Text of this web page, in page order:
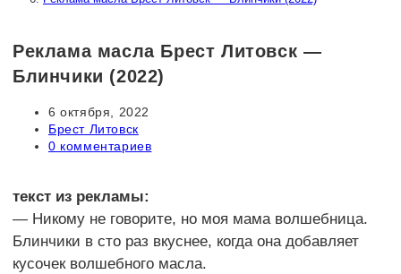
Реклама масла Брест Литовск —
Блинчики (2022)
Запись
опубликована:
6 октября, 2022
Рубрика
записи:
Брест Литовск
Комментарии
0 комментариев
текст из рекламы:
— Никому не говорите, но моя мама волшебница.
Блинчики в сто раз вкуснее, когда она добавляет
кусочек волшебного масла.